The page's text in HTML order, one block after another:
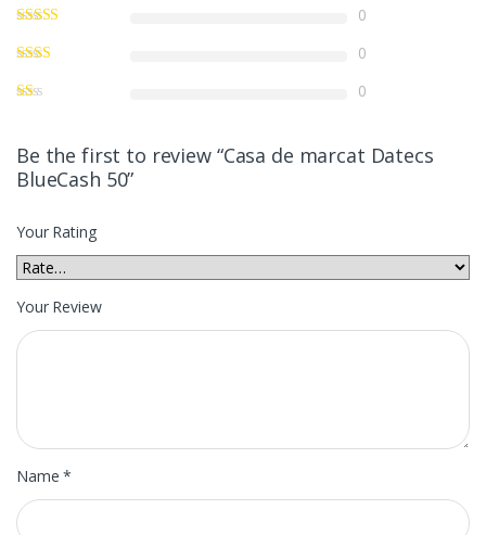
0
0
0
Be the first to review “Casa de marcat Datecs
BlueCash 50”
Your Rating
Your Review
Name*